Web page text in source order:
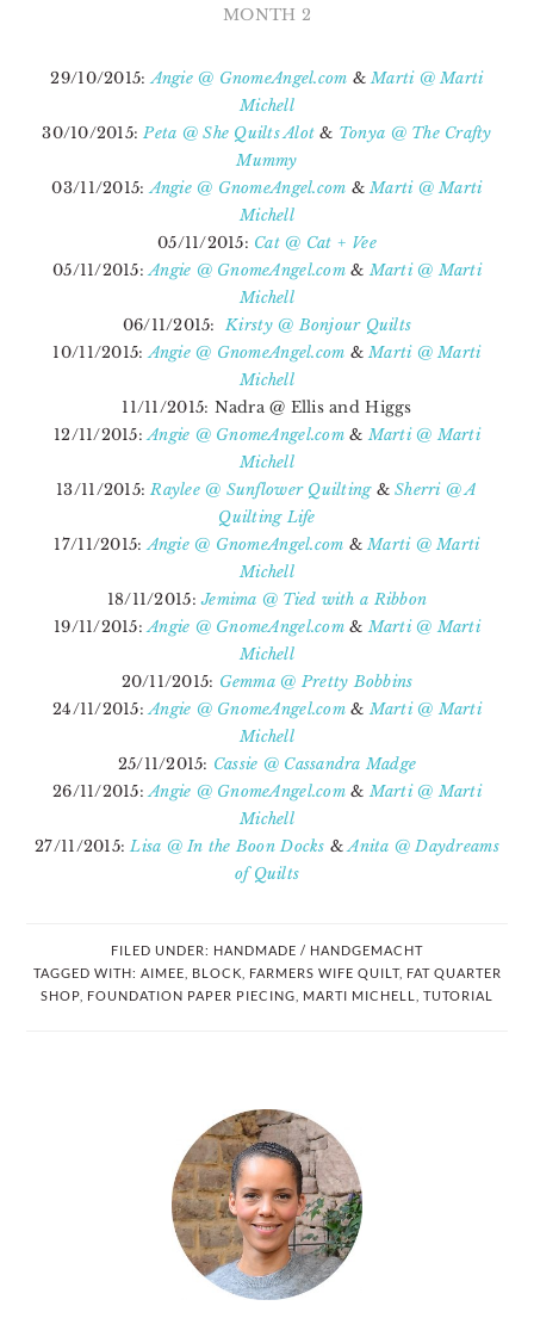
MONTH 2
29/10/2015:Angie @ GnomeAngel.com &Marti @ Marti
Michell
30/10/2015:Peta @ She Quilts Alot & Tonya @ The Crafty
Mummy
03/11/2015:Angie @ GnomeAngel.com &Marti @ Marti
Michell
05/11/2015: Cat @ Cat + Vee
05/11/2015:Angie @ GnomeAngel.com&Marti @ Marti
Michell
06/11/2015:Kirsty @ Bonjour Quilts
10/11/2015:Angie @ GnomeAngel.com &Marti @ Marti
Michell
11/11/2015: Nadra @ Ellis and Higgs
12/11/2015:Angie @ GnomeAngel.com&Marti @ Marti
Michell
13/11/2015:Raylee @ Sunflower Quilting&Sherri @ A
Quilting Life
17/11/2015:Angie @ GnomeAngel.com &Marti @ Marti
Michell
18/11/2015:Jemima @ Tied with a Ribbon
19/11/2015:Angie @ GnomeAngel.com&Marti @ Marti
Michell
20/11/2015: Gemma @ Pretty Bobbins
24/11/2015:Angie @ GnomeAngel.com&Marti @ Marti
Michell
25/11/2015: Cassie @ Cassandra Madge
26/11/2015:Angie @ GnomeAngel.com&Marti @ Marti
Michell
27/11/2015:Lisa @ In the Boon Docks &Anita @ Daydreams
of Quilts
FILED UNDER: HANDMADE / HANDGEMACHT
TAGGED WITH: AIMEE BLOCK FARMERS WIFE QUILT, FAT QUARTER
SHOP FOUNDATION PAPER PIECING MARTI MICHELL TUTORIAL